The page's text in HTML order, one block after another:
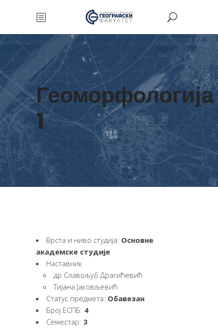
Геоморфологија
1
Врста и ниво студија: Основне
академске студије
Наставник
др Славољуб Драгићевић
Тијана Јаковљевић
Статус предмета: Обавезан
Број ЕСПБ: 4
Семестар: 3